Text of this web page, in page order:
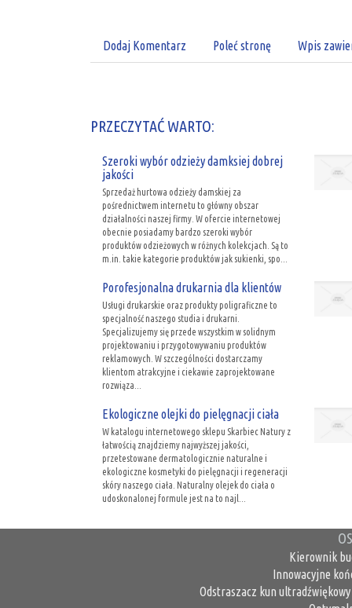
Dodaj Komentarz Poleć stronę Wpis
PRZECZYTAĆ WARTO:
Szeroki wybór odzieży damksiej dobrej
jakości
Sprzedaż hurtowa odzieży damskiej za
pośrednictwem internetu to główny obszar
działalności naszej firmy. W ofercie internetowej
obecnie posiadamy bardzo szeroki wybór
produktów odzieżowych w różnych kolekcjach. Są to
m.in. takie kategorie produktów jak sukienki, spo...
Porofesjonalna drukarnia dla klientów
Usługi drukarskie oraz produkty poligraficzne to
specjalność naszego studia i drukarni.
Specjalizujemy się przede wszystkim w solidnym
projektowaniu i przygotowywaniu produktów
reklamowych. W szczególności dostarczamy
klientom atrakcyjne i ciekawie zaprojektowane
rozwiąza...
Ekologiczne olejki do pielęgnacji ciała
W katalogu internetowego sklepu Skarbiec Natury z
łatwością znajdziemy najwyższej jakości,
przetestowane dermatologicznie naturalne i
ekologiczne kosmetyki do pielęgnacji i regeneracji
skóry naszego ciała. Naturalny olejek do ciała o
udoskonalonej formule jest na to najl...
Kierownik
Innowacyjne
Odstraszacz kun